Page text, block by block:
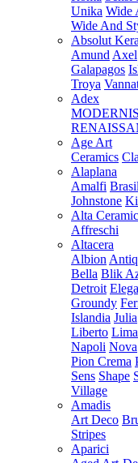
Unika Wide
Wide And
Absolut
Amund Axel
Galapagos
Troya
Adex
Age Art
Ceramics
Alaplana
Amalfi
Johnstone
Alta
Affreschi
Altacera
Albion
Bella Blik
Detroit
Groundy
Islandia Julia
Liberto Lima
Napoli Nova
Pion Crema
Sens Shape
Village
Amadis
Art Deco
Stripes
Aparici